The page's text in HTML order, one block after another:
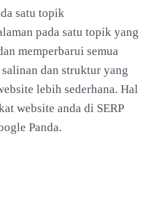
satu topik
pada satu topik yang
memperbarui semua
dan struktur yang
lebih sederhana. Hal
website anda di SERP
Panda.